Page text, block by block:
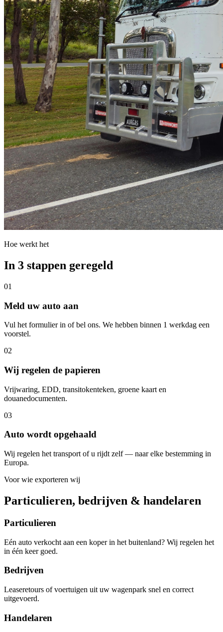
Hoe werkt het
In 3 stappen geregeld
01
Meld uw auto aan
Vul het formulier in of bel ons. We hebben binnen 1 werkdag een
voorstel.
02
Wij regelen de papieren
Vrijwaring, EDD, transitokenteken, groene kaart en
douanedocumenten.
03
Auto wordt opgehaald
Wij regelen het transport of u rijdt zelf — naar elke bestemming in
Europa.
Voor wie exporteren wij
Particulieren, bedrijven & handelaren
Particulieren
Eén auto verkocht aan een koper in het buitenland? Wij regelen het
in één keer goed.
Bedrijven
Leaseretours of voertuigen uit uw wagenpark snel en correct
uitgevoerd.
Handelaren